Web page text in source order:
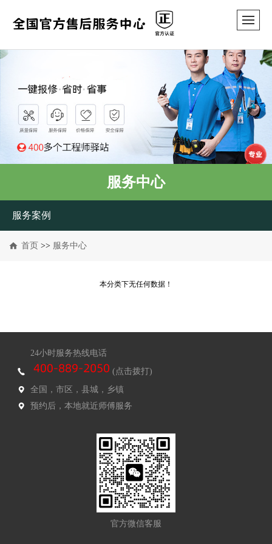
服务中心
服务案例
首页 >> 服务中心
本分类下无任何数据！
24小时服务热线电话
(点击拨打)
全国，市区，县城，乡镇
预约后，本地就近师傅服务
官方微信客服